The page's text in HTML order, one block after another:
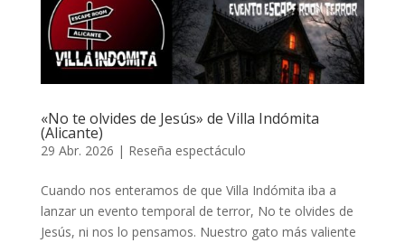
«No te olvides de Jesús» de Villa Indómita
(Alicante)
29 Abr. 2026 | Reseña espectáculo
Cuando nos enteramos de que Villa Indómita iba a
lanzar un evento temporal de terror, No te olvides de
Jesús, ni nos lo pensamos. Nuestro gato más valiente